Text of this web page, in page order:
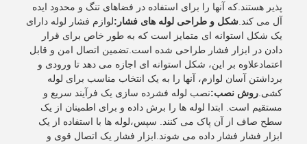
پذیر هستند.که آنها را برای استفاده در فضاهای تنگ و محدود ایده
آل می کند. شکل و طراحی لوله های فشار:لوازم فشار لوله دارای
یک شکل استوانه ای متمایز است که به طور خاص برای قرار
دادن در ابزار فشار طراحی شده است.تضمین اتصال امن و قابل
اعتمادعلاوه بر این، شکل استوانه ای اجازه می دهد تا ورودی و
برداشتن آسان لوازم، آنها را به یک انتخاب مناسب برای لوله
کشی. روش نصب:نصب لوله فشرده سازی یک فرآیند سریع و
مستقیم است. ابتدا لوله ها را برش داده و برای اطمینان از یک
سطح صاف از آن پاک می کنند. سپس،لوله ها با استفاده از یک
ابزار فشار فشار داده می شوند.ابزار فشار یک اتصال قوی و